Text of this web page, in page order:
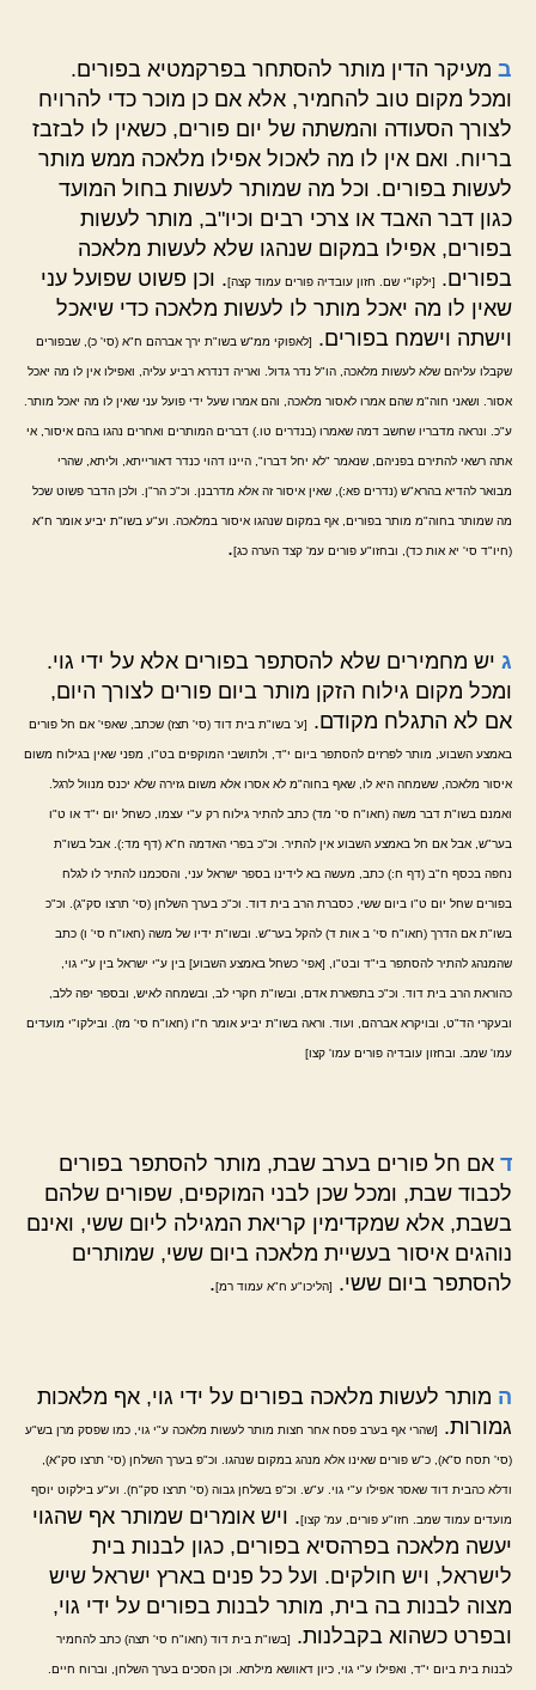
ב מעיקר הדין מותר להסתחר בפרקמטיא בפורים.
ומכל מקום טוב להחמיר, אלא אם כן מוכר כדי להרויח
לצורך הסעודה והמשתה של יום פורים, כשאין לו לבזבז
בריוח. ואם אין לו מה לאכול אפילו מלאכה ממש מותר
לעשות בפורים. וכל מה שמותר לעשות בחול המועד
כגון דבר האבד או צרכי רבים וכיו"ב, מותר לעשות
בפורים, אפילו במקום שנהגו שלא לעשות מלאכה
בפורים.
[ילקו"י שם. חזון עובדיה פורים עמוד קצה]. וכן פשוט שפועל עני
שאין לו מה יאכל מותר לו לעשות מלאכה כדי שיאכל
וישתה וישמח בפורים.
[לאפוקי ממ"ש בשו"ת ירך אברהם ח"א (סי' כ), שבפורים
שקבלו עליהם שלא לעשות מלאכה, הו"ל נדר גדול. ואריה דנדרא רביע עליה, ואפילו אין לו מה יאכל
אסור. ושאני חוה"מ שהם אמרו לאסור מלאכה, והם אמרו שעל ידי פועל עני שאין לו מה יאכל מותר.
ע"כ. ונראה מדבריו שחשב דמה שאמרו (בנדרים טו.) דברים המותרים ואחרים נהגו בהם איסור, אי
אתה רשאי להתירם בפניהם, שנאמר "לא יחל דברו", היינו דהוי כנדר דאורייתא, וליתא, שהרי
מבואר להדיא בהרא"ש (נדרים פא:), שאין איסור זה אלא מדרבנן. וכ"כ הר"ן. ולכן הדבר פשוט שכל
מה שמותר בחוה"מ מותר בפורים, אף במקום שנהגו איסור במלאכה. וע"ע בשו"ת יביע אומר ח"א
(חיו"ד סי' יא אות כד), ובחזו"ע פורים עמ' קצד הערה כג].
ג יש מחמירים שלא להסתפר בפורים אלא על ידי גוי.
ומכל מקום גילוח הזקן מותר ביום פורים לצורך היום,
אם לא התגלח מקודם.
[ע' בשו"ת בית דוד (סי' תצז) שכתב, שאפי' אם חל פורים
באמצע השבוע, מותר לפרזים להסתפר ביום י"ד, ולתושבי המוקפים בט"ו, מפני שאין בגילוח משום
איסור מלאכה, ששמחה היא לו, שאף בחוה"מ לא אסרו אלא משום גזירה שלא יכנס מנוול לרגל.
ואמנם בשו"ת דבר משה (חאו"ח סי' מד) כתב להתיר גילוח רק ע"י עצמו, כשחל יום י"ד או ט"ו
בער"ש, אבל אם חל באמצע השבוע אין להתיר. וכ"כ בפרי האדמה ח"א (דף מד:). אבל בשו"ת
נחפה בכסף ח"ב (דף ח:) כתב, מעשה בא לידינו בספר ישראל עני, והסכמנו להתיר לו לגלח
בפורים שחל יום ט"ו ביום ששי, כסברת הרב בית דוד. וכ"כ בערך השלחן (סי' תרצו סק"ג). וכ"כ
בשו"ת אם הדרך (חאו"ח סי' ב אות ד) להקל בער"ש. ובשו"ת ידיו של משה (חאו"ח סי' ו) כתב
שהמנהג להתיר להסתפר בי"ד ובט"ו, [אפי' כשחל באמצע השבוע] בין ע"י ישראל בין ע"י גוי,
כהוראת הרב בית דוד. וכ"כ בתפארת אדם, ובשו"ת חקרי לב, ובשמחה לאיש, ובספר יפה ללב,
ובעקרי הד"ט, ובויקרא אברהם, ועוד. וראה בשו"ת יביע אומר ח"ו (חאו"ח סי' מז). ובילקו"י מועדים
עמו' שמב. ובחזון עובדיה פורים עמו' קצו]
ד אם חל פורים בערב שבת, מותר להסתפר בפורים
לכבוד שבת, ומכל שכן לבני המוקפים, שפורים שלהם
בשבת, אלא שמקדימין קריאת המגילה ליום ששי, ואינם
נוהגים איסור בעשיית מלאכה ביום ששי, שמותרים
להסתפר ביום ששי.
[הליכו"ע ח"א עמוד רמ].
ה מותר לעשות מלאכה בפורים על ידי גוי, אף מלאכות
גמורות.
[שהרי אף בערב פסח אחר חצות מותר לעשות מלאכה ע"י גוי, כמו שפסק מרן בש"ע
(סי' תסח ס"א), כ"ש פורים שאינו אלא מנהג במקום שנהגו. וכ"פ בערך השלחן (סי' תרצו סק"א),
ודלא כהבית דוד שאסר אפילו ע"י גוי. ע"ש. וכ"פ בשלחן גבוה (סי' תרצו סק"ח). וע"ע בילקוט יוסף
מועדים עמוד שמב. חזו"ע פורים, עמ' קצו]. ויש אומרים שמותר אף שהגוי
יעשה מלאכה בפרהסיא בפורים, כגון לבנות בית
לישראל, ויש חולקים. ועל כל פנים בארץ ישראל שיש
מצוה לבנות בה בית, מותר לבנות בפורים על ידי גוי,
ובפרט כשהוא בקבלנות.
[בשו"ת בית דוד (חאו"ח סי' תצה) כתב להחמיר
לבנות בית ביום י"ד, ואפילו ע"י גוי, כיון דאוושא מילתא. וכן הסכים בערך השלחן, וברוח חיים.